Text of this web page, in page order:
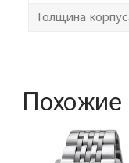
Толщина
Похожие